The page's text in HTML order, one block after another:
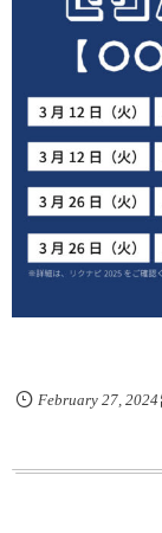
February 27, 2024